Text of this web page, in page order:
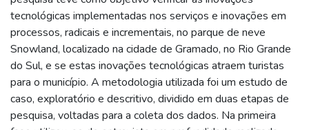
tecnológicas implementadas nos serviços e inovações em
processos, radicais e incrementais, no parque de neve
Snowland, localizado na cidade de Gramado, no Rio Grande
do Sul, e se estas inovações tecnológicas atraem turistas
para o município. A metodologia utilizada foi um estudo de
caso, exploratório e descritivo, dividido em duas etapas de
pesquisa, voltadas para a coleta dos dados. Na primeira